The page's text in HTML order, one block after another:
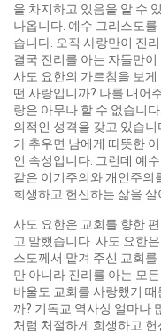
을 차지하고 있음을 알 수
나옵니다. 예수 그리스도
습니다. 오직 사랑만이 진
결국 진리를 아는 자들만
사도 요한의 가르침을 보
떤 사랑입니까? 나를 내어
랑은 아무나 할 수 없습니
의적인 성격을 갖고 있습
가 추우면 남에게 따뜻한
인 속성입니다. 그런데 예
같은 이기주의와 개인주의
희생하고 헌신하는 삶을 살
사도 요한은 교회를 향한
고 말했습니다. 사도 요한
스도께서 맡겨 주신 교회
만 아니라 진리를 아는 모
바울도 교회를 사랑했기
까? 기독교 역사상 얼마나
처럼 처절하게 희생하고